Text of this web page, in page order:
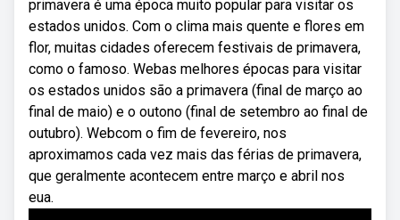
primavera é uma época muito popular para visitar os
estados unidos. Com o clima mais quente e flores em
flor, muitas cidades oferecem festivais de primavera,
como o famoso. Webas melhores épocas para visitar
os estados unidos são a primavera (final de março ao
final de maio) e o outono (final de setembro ao final de
outubro). Webcom o fim de fevereiro, nos
aproximamos cada vez mais das férias de primavera,
que geralmente acontecem entre março e abril nos
eua.